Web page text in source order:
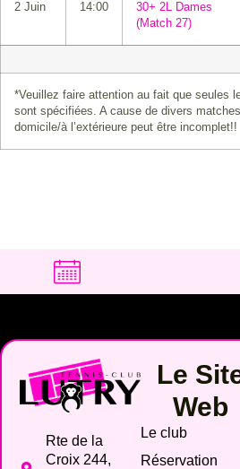
2 Juin 14:00
30+ 2L Dames
(Match 27)
*Veuillez faire attention au fait que seules
sont spécifiées. A cause de divers
domicile/à l’extérieure peut être incomplet!!
Rte de la
Croix 244,
Le
Web
Le club
Réservation